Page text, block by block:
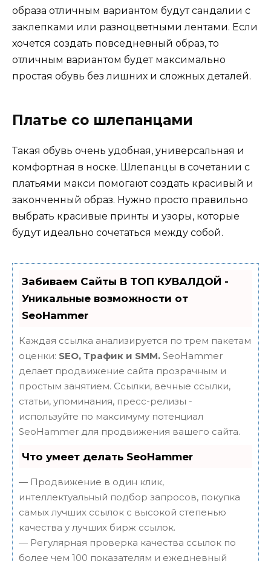
образа отличным вариантом будут сандалии с
заклепками или разноцветными лентами. Если
хочется создать повседневный образ, то
отличным вариантом будет максимально
простая обувь без лишних и сложных деталей.
Платье со шлепанцами
Такая обувь очень удобная, универсальная и
комфортная в носке. Шлепанцы в сочетании с
платьями макси помогают создать красивый и
законченный образ. Нужно просто правильно
выбрать красивые принты и узоры, которые
будут идеально сочетаться между собой.
Забиваем Сайты В ТОП КУВАЛДОЙ -
Уникальные возможности от
SeoHammer
Каждая ссылка анализируется по трем пакетам
оценки: SEO, Трафик и SMM. SeoHammer
делает продвижение сайта прозрачным и
простым занятием. Ссылки, вечные ссылки,
статьи, упоминания, пресс-релизы -
используйте по максимуму потенциал
SeoHammer для продвижения вашего сайта.
Что умеет делать SeoHammer
— Продвижение в один клик,
интеллектуальный подбор запросов, покупка
самых лучших ссылок с высокой степенью
качества у лучших бирж ссылок.
— Регулярная проверка качества ссылок по
более чем 100 показателям и ежедневный